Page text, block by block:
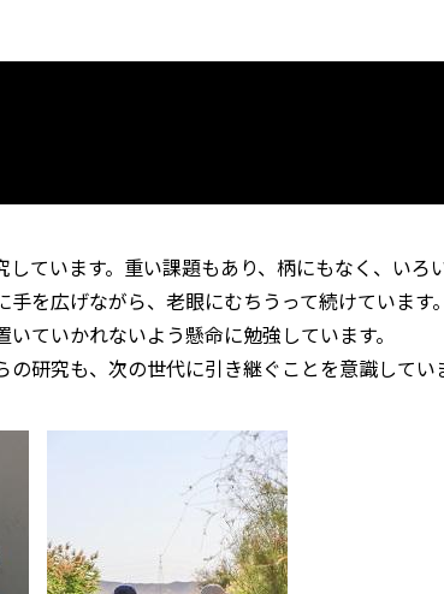
しています。重い課題もあり、柄にもなく、い
手を広げながら、老眼にむちうって続けていま
ていかれないよう懸命に勉強しています。
研究も、次の世代に引き継ぐことを意識して